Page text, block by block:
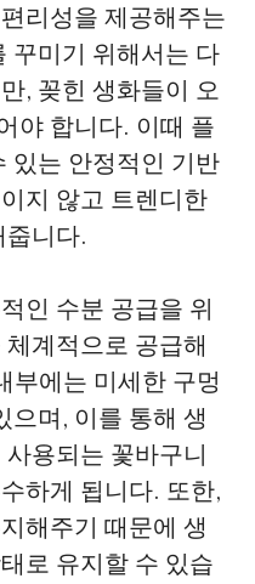
리성을 제공해주는
꾸미기 위해서는 다
, 꽂힌 생화들이 오
야 합니다. 이때 플
있는 안정적인 기반
지 않고 트렌디한
니다.
인 수분 공급을 위
계적으로 공급해
부에는 미세한 구멍
으며, 이를 통해 생
용되는 꽃바구니
하게 됩니다. 또한,
해주기 때문에 생
로 유지할 수 있습